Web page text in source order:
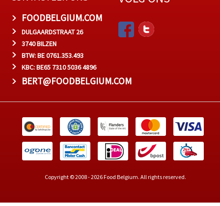
FOODBELGIUM.COM
DULGAARDSTRAAT 26
3740 BILZEN
BTW: BE 0761.353.493
KBC: BE65 7310 5036 4896
BERT@FOODBELGIUM.COM
Copyright © 2008 - 2026 Food Belgium. All rights reserved.